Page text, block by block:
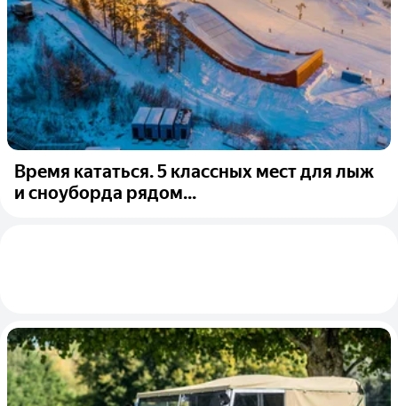
Время кататься. 5 классных мест для лыж
и сноуборда рядом...